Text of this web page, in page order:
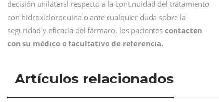
decisión unilateral respecto a la continuidad del tratamiento
con hidroxicloroquina o ante cualquier duda sobre la
seguridad y eficacia del fármaco, los pacientes contacten
con su médico o facultativo de referencia.
Artículos relacionados